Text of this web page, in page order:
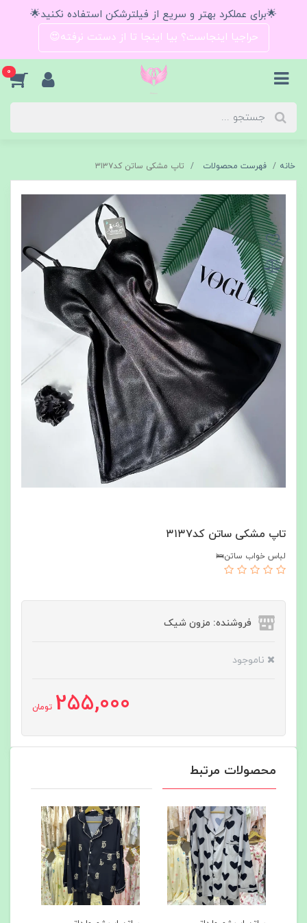
🌟برای عملکرد بهتر و سریع از فیلترشکن استفاده نکنید🌟
حراجیا اینجاست؟ بیا اینجا تا از دستت نرفته😍
0
خانه فهرست محصولات تاپ مشکی ساتن کد۳۱۳۷
تاپ مشکی ساتن کد۳۱۳۷
لباس خواب ساتن🛌
فروشنده: مزون شیک
ناموجود
255,000 تومان
محصولات مرتبط